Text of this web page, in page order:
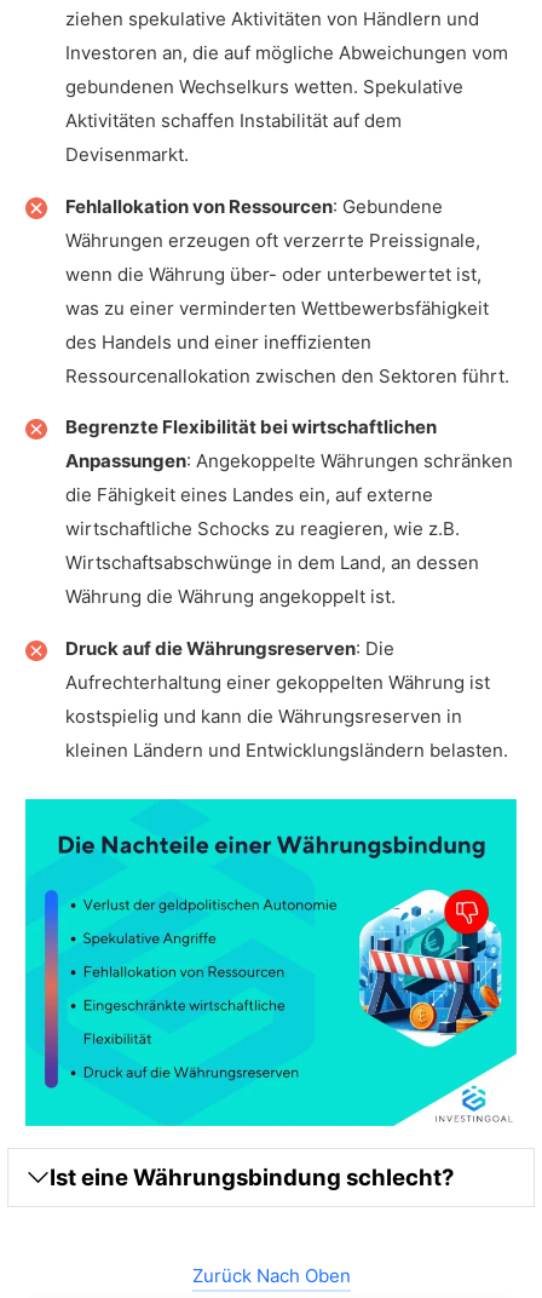
ziehen spekulative Aktivitäten von Händlern und
Investoren an, die auf mögliche Abweichungen vom
gebundenen Wechselkurs wetten. Spekulative
Aktivitäten schaffen Instabilität auf dem
Devisenmarkt.
Fehlallokation von Ressourcen: Gebundene
Währungen erzeugen oft verzerrte Preissignale,
wenn die Währung über- oder unterbewertet ist,
was zu einer verminderten Wettbewerbsfähigkeit
des Handels und einer ineffizienten
Ressourcenallokation zwischen den Sektoren führt.
Begrenzte Flexibilität bei wirtschaftlichen
Anpassungen: Angekoppelte Währungen schränken
die Fähigkeit eines Landes ein, auf externe
wirtschaftliche Schocks zu reagieren, wie z.B.
Wirtschaftsabschwünge in dem Land, an dessen
Währung die Währung angekoppelt ist.
Druck auf die Währungsreserven: Die
Aufrechterhaltung einer gekoppelten Währung ist
kostspielig und kann die Währungsreserven in
kleinen Ländern und Entwicklungsländern belasten.
Ist eine Währungsbindung schlecht?
Zurück Nach Oben